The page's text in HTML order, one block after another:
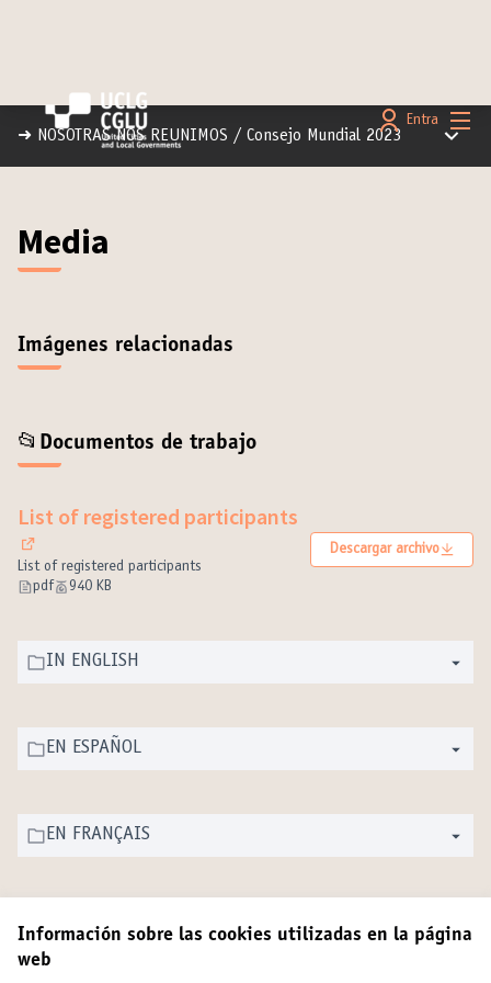
Información sobre las cookies utilizadas en la página
web
Entra
➜ NOSOTRAS NOS REUNIMOS / Consejo Mundial 2023 Menú
Media
Imágenes relacionadas
📂Documentos de trabajo
List of registered participants
(Enlace externo)
List of registered participants
pdf
940 KB
Descargar archivo
IN ENGLISH
EN ESPAÑOL
EN FRANÇAIS
Términos y condiciones de uso